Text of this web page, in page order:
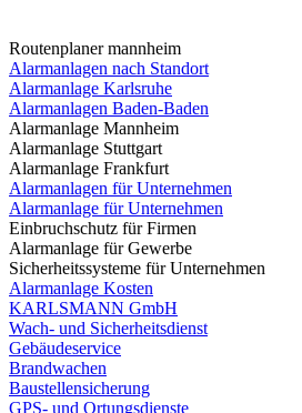
Routenplaner mannheim
Alarmanlagen nach Standort
Alarmanlage Karlsruhe
Alarmanlagen Baden-Baden
Alarmanlage Mannheim
Alarmanlage Stuttgart
Alarmanlage Frankfurt
Alarmanlagen für Unternehmen
Alarmanlage für Unternehmen
Einbruchschutz für Firmen
Alarmanlage für Gewerbe
Sicherheitssysteme für Unternehmen
Alarmanlage Kosten
KARLSMANN GmbH
Wach- und Sicherheitsdienst
Gebäudeservice
Brandwachen
Baustellensicherung
GPS- und Ortungsdienste